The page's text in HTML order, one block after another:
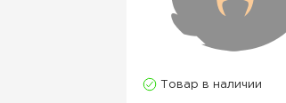
Товар в наличии